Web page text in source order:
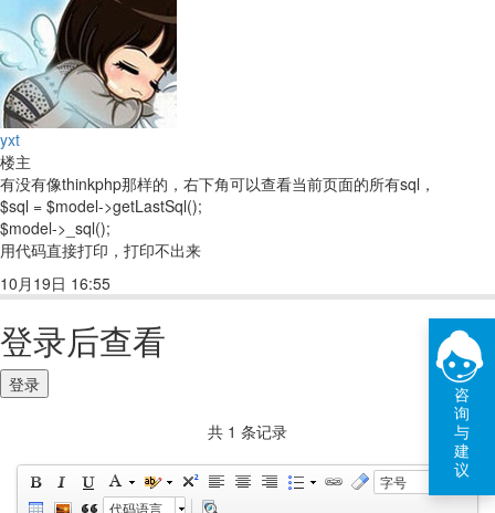
yxt
楼主
有没有像thinkphp那样的，右下角可以查看当前页面的所有sql，
$sql = $model->getLastSql();
$model->_sql();
用代码直接打印，打印不出来
10月19日 16:55
登录后查看
登录
共 1 条记录
字号
代码语言
咨
询
与
建
议